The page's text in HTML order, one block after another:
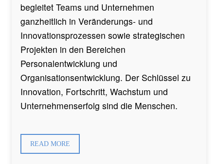
begleitet Teams und Unternehmen
ganzheitlich in Veränderungs- und
Innovationsprozessen sowie strategischen
Projekten in den Bereichen
Personalentwicklung und
Organisationsentwicklung. Der Schlüssel zu
Innovation, Fortschritt, Wachstum und
Unternehmenserfolg sind die Menschen.
READ MORE